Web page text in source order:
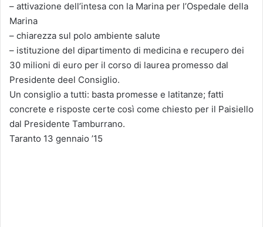
– attivazione dell’intesa con la Marina per l’Ospedale della
Marina
– chiarezza sul polo ambiente salute
– istituzione del dipartimento di medicina e recupero dei
30 milioni di euro per il corso di laurea promesso dal
Presidente deel Consiglio.
Un consiglio a tutti: basta promesse e latitanze; fatti
concrete e risposte certe così come chiesto per il Paisiello
dal Presidente Tamburrano.
Taranto 13 gennaio ’15